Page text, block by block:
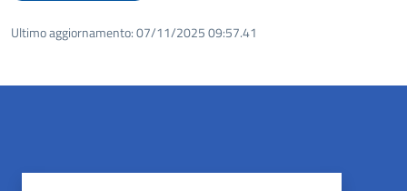
Ultimo aggiornamento:07/11/2025 09:57.41